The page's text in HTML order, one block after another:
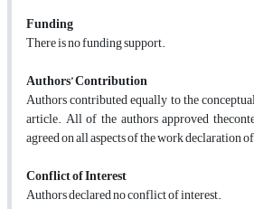
Funding
There is no funding support.
Authors’ Contribution
Authors contributed equally to the
article. All of the authors approved
agreed on all aspects of the work declaration
Conflict of Interest
Authors declared no conflict of interest.